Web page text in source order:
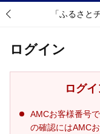
「ふるさと
ログイン
ログ
AMCお客様番号
の確認にはAMC